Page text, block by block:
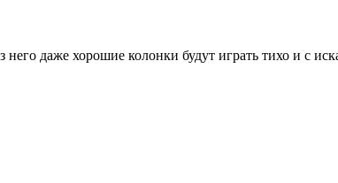
даже хорошие колонки будут играть тихо и с